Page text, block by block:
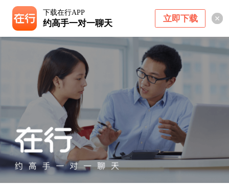
下载在行APP
约高手一对一聊天 立即下载